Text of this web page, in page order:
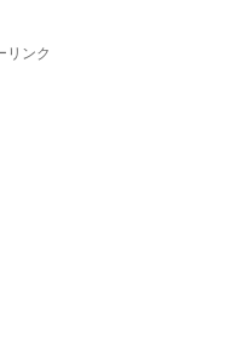
リンク